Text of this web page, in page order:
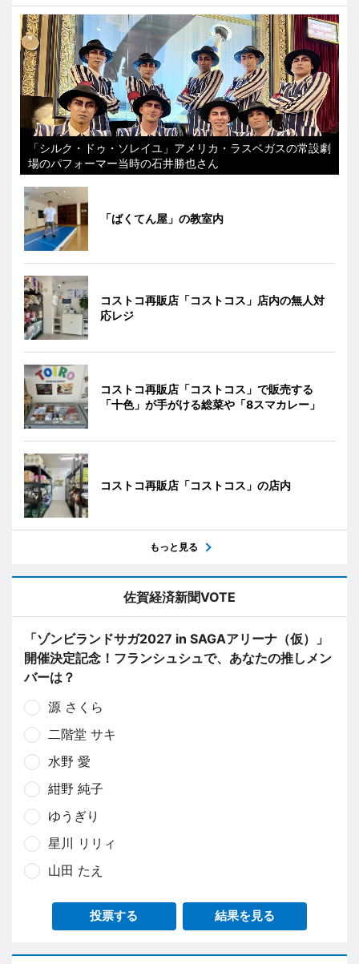
「シルク・ドゥ・ソレイユ」アメリカ・ラスベガスの常設劇
場のパフォーマー当時の石井勝也さん
「ばくてん屋」の教室内
コストコ再販店「コストコス」店内の無人対
応レジ
コストコ再販店「コストコス」で販売する
「十色」が手がける総菜や「8スマカレー」
コストコ再販店「コストコス」の店内
もっと見る
佐賀経済新聞VOTE
「ゾンビランドサガ2027 in SAGAアリーナ（仮）」
開催決定記念！フランシュシュで、あなたの推しメン
バーは？
源 さくら
二階堂 サキ
水野 愛
紺野 純子
ゆうぎり
星川 リリィ
山田 たえ
投票する 結果を見る